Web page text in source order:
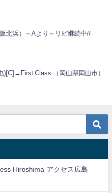
北浜）～Aより～リピ継続中//
)[C]→First Class.（岡山県岡山市）
Hiroshima-アクセス広島